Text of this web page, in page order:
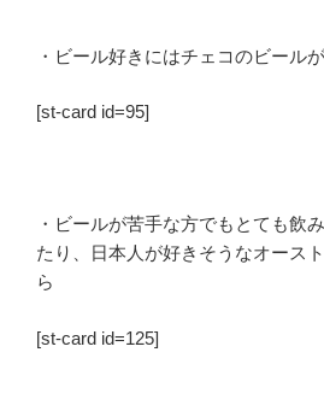
・ビール好きにはチェコのビール
[st-card id=95]
・ビールが苦手な方でもとても飲
たり、日本人が好きそうなオース
ら
[st-card id=125]